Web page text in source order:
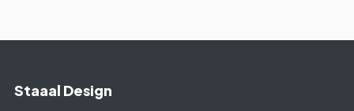
Staaal Design